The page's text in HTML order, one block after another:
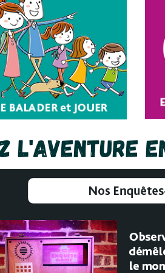
l'aventure